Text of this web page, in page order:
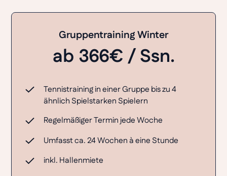
Gruppentraining Winter
ab 366€ / Ssn.
Tennistraining in einer Gruppe bis zu 4
ähnlich Spielstarken Spielern
Regelmäßiger Termin jede Woche
Umfasst ca. 24 Wochen à eine Stunde
inkl. Hallenmiete